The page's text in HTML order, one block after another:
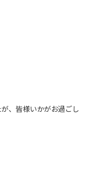
、皆様いかがお過ごし